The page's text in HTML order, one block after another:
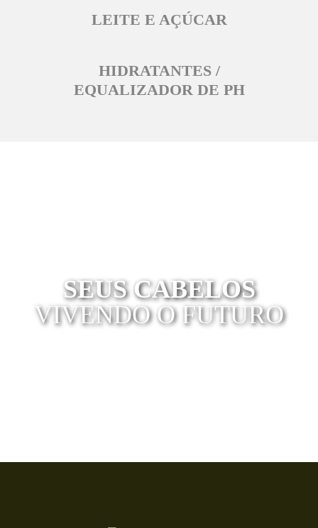
LEITE E AÇÚCAR
HIDRATANTES /
EQUALIZADOR DE PH
SEUS CABELOS
VIVENDO O FUTURO